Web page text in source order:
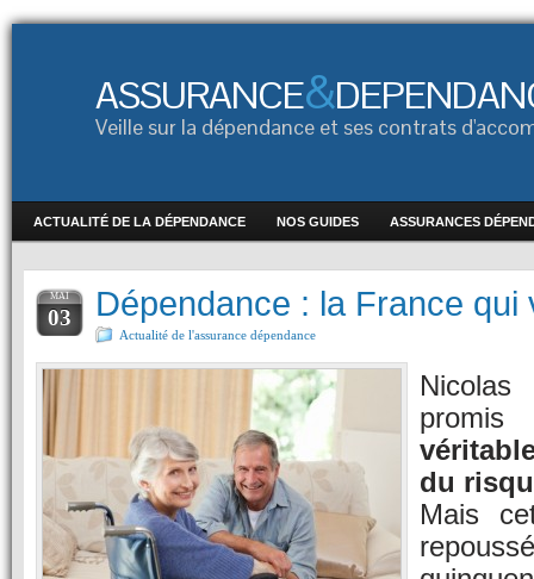
ASSURANCE&
Veille sur la dépendance et ses contrats
ACTUALITÉ DE LA DÉPENDANCE NOS GUIDES ASSURANCES
MAI
03 Dépendance : la France qui
Actualité de l'assurance dépendance
du
Mais